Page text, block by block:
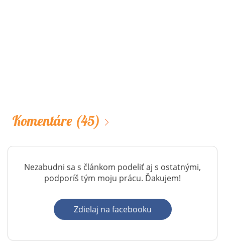
Komentáre(45)
Nezabudni sa s článkom podeliť aj s ostatnými,
podporíš tým moju prácu. Ďakujem!
Zdielaj na facebooku